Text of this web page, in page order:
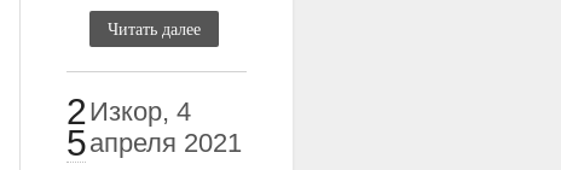
Читать далее
2
5
Изкор, 4
апреля 2021